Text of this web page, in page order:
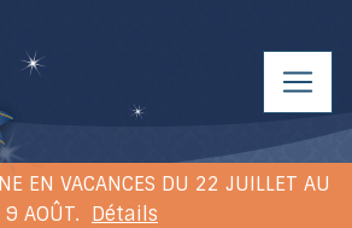
EN VACANCES DU 22 JUILLET AU
9 AOÛT. Détails